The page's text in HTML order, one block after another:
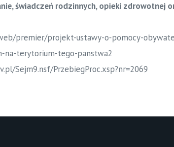
świadczeń rodzinnych, opieki zdrowotnej
premier/projekt-ustawy-o-pomocy-
terytorium-tego-panstwa2
Sejm9.nsf/PrzebiegProc.xsp?nr=2069